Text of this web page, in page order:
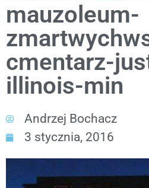
mauzoleum-
cmentarz-
illinois-min
Andrzej Bochacz
3 stycznia, 2016